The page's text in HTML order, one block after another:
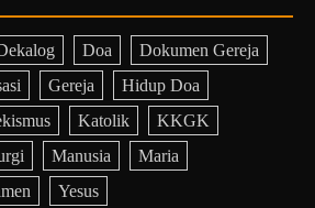
Doa
Dokumen Gereja
Gereja
Hidup Doa
Katolik
KKGK
Manusia
Maria
Yesus